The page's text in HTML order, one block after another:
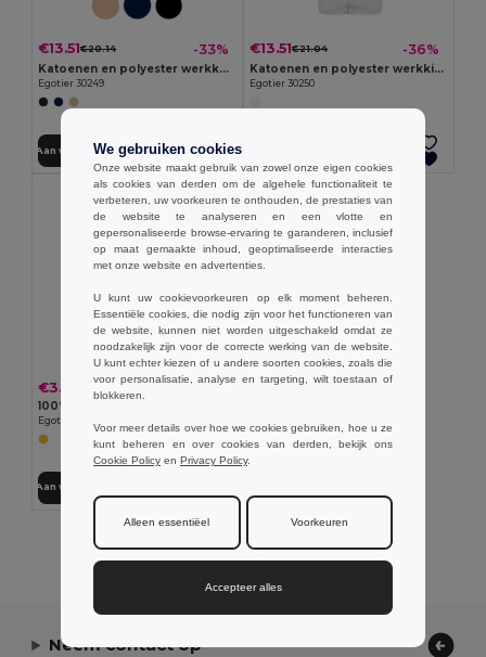
€13.51€20.14 -33%
Katoenen en polyester werkkousen
Egotier 30249
Aan winkelwagen toevoegen
€13.51€21.04 -36%
Katoenen en polyester werkkiel. Witte kleur
Egotier 30250
€3.91
Egotier 98503
Aan winkelwagen toevoegen
Alle Producten Tonen.
Neem contact op
We gebruiken cookies
Onze website maakt gebruik van zowel onze eigen cookies
als cookies van derden om de algehele functionaliteit te
verbeteren, uw voorkeuren te onthouden, de prestaties van
de website te analyseren en een vlotte en
gepersonaliseerde browse-ervaring te garanderen, inclusief
op maat gemaakte inhoud, geoptimaliseerde interacties
met onze website en advertenties.
U kunt uw cookievoorkeuren op elk moment beheren.
Essentiële cookies, die nodig zijn voor het functioneren van
de website, kunnen niet worden uitgeschakeld omdat ze
noodzakelijk zijn voor de correcte werking van de website.
U kunt echter kiezen of u andere soorten cookies, zoals die
voor personalisatie, analyse en targeting, wilt toestaan of
blokkeren.
Voor meer details over hoe we cookies gebruiken, hoe u ze
kunt beheren en over cookies van derden, bekijk ons
Cookie Policy en Privacy Policy.
Alleen essentiëel Voorkeuren
Accepteer alles